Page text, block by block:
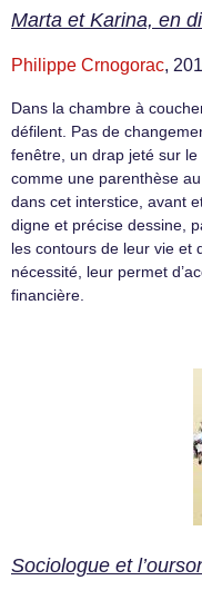
Marta et Karina, en
Philippe Crnogorac,
Dans la chambre à
défilent. Pas de
fenêtre, un drap jeté sur
comme une parenthèse
dans cet interstice, avant
digne et précise dessine,
les contours de leur vie et
nécessité, leur permet
financière.
Sociologue et